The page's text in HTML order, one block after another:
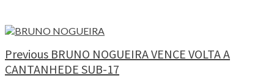
Continue
Reading
Previous BRUNO NOGUEIRA VENCE VOLTA A
CANTANHEDE SUB-17